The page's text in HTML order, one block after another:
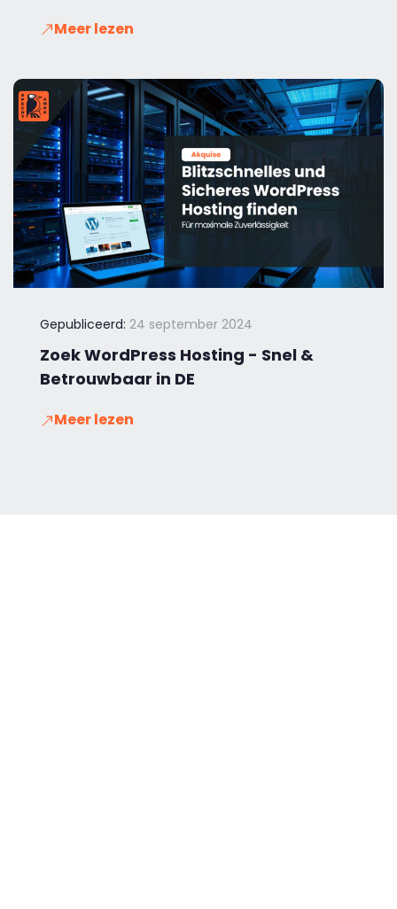
Meer lezen
Gepubliceerd: 24 september 2024
Zoek WordPress Hosting - Snel &
Betrouwbaar in DE
Meer lezen